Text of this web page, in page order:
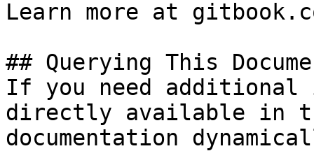
Learn more at
## Querying This
If you need
directly available in
documentation